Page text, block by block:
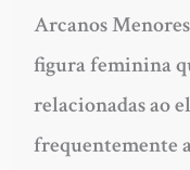
Arcanos
figura feminina
relacionadas ao
frequentemente